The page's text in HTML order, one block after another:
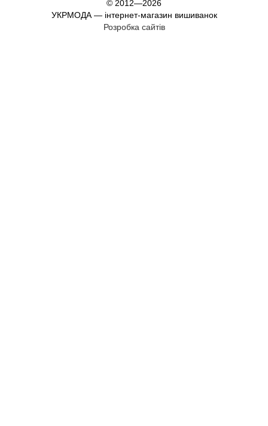
© 2012—2026
УКРМОДА — інтернет-магазин вишиванок
Розробка сайтів